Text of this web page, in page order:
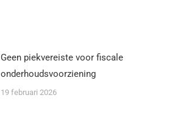
Geen piekvereiste voor fiscale
onderhoudsvoorziening
19 februari 2026